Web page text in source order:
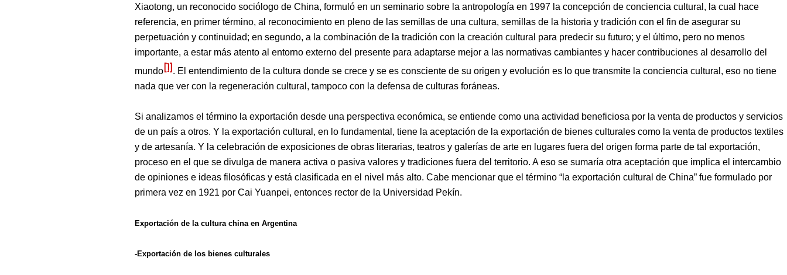
Xiaotong, un reconocido sociólogo de China, formuló en un seminario sobre la antropología en 1997 la concepción de conciencia cultural, la cual hace
referencia, en primer término, al reconocimiento en pleno de las semillas de una cultura, semillas de la historia y tradición con el fin de asegurar su
perpetuación y continuidad; en segundo, a la combinación de la tradición con la creación cultural para predecir su futuro; y el último, pero no menos
importante, a estar más atento al entorno externo del presente para adaptarse mejor a las normativas cambiantes y hacer contribuciones al desarrollo del
mundo[1] . El entendimiento de la cultura donde se crece y se es consciente de su origen y evolución es lo que transmite la conciencia cultural, eso no tiene
nada que ver con la regeneración cultural, tampoco con la defensa de culturas foráneas.
Si analizamos el término la exportación desde una perspectiva económica, se entiende como una actividad beneficiosa por la venta de productos y servicios
de un país a otros. Y la exportación cultural, en lo fundamental, tiene la aceptación de la exportación de bienes culturales como a venta de productos textiles
y de artesanía. Y la celebración de exposiciones de obras literarias, teatros y galerías de arte en lugares fuera del origen forma parte de tal exportación,
proceso en el que se divulga de manera activa o pasiva valores y tradiciones fuera del territorio. Aeso se sumaría otra aceptación que implica el intercambio
de opiniones e ideas filosóficas y está clasificada en el nivel más alto. Cabe mencionar que el término “la exportación cultural de China” fue formulado por
primera vez en 1921 por Cai Yuanpei, entonces rector de la Universidad Pekín.
Exportación de la cultura china en Argentina
-Exportación de los bienes culturales